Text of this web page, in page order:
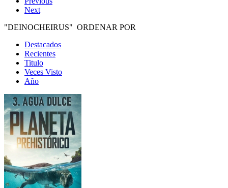
Next
"DEINOCHEIRUS" ORDENAR POR
Destacados
Recientes
Titulo
Veces Visto
Año